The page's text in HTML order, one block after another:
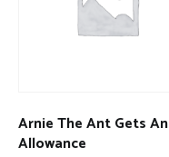
Arnie The Ant Gets An
Allowance